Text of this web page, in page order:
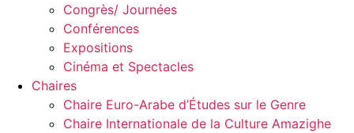
Congrès/ Journées
Conférences
Expositions
Cinéma et Spectacles
Chaires
Chaire Euro-Arabe d’Études sur le Genre
Chaire Internationale de la Culture Amazighe